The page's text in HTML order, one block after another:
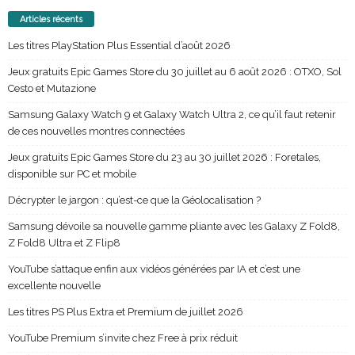
Articles récents
Les titres PlayStation Plus Essential d’août 2026
Jeux gratuits Epic Games Store du 30 juillet au 6 août 2026 : OTXO, Sol
Cesto et Mutazione
Samsung Galaxy Watch 9 et Galaxy Watch Ultra 2, ce qu’il faut retenir
de ces nouvelles montres connectées
Jeux gratuits Epic Games Store du 23 au 30 juillet 2026 : Foretales,
disponible sur PC et mobile
Décrypter le jargon : qu’est-ce que la Géolocalisation ?
Samsung dévoile sa nouvelle gamme pliante avec les Galaxy Z Fold8,
Z Fold8 Ultra et Z Flip8
YouTube s’attaque enfin aux vidéos générées par IA et c’est une
excellente nouvelle
Les titres PS Plus Extra et Premium de juillet 2026
YouTube Premium s’invite chez Free à prix réduit